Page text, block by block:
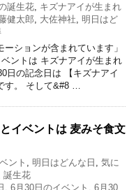
誕生花
キズナアイが生まれ
健太郎 大佐神社 明日はど
ションが含まれています」
ントは キズナアイが生まれ
日の記念日は 【キズナアイ
す。 そして&#8 …
イベントは 麦みそ食文
ント 明日はどんな日
気に
誕生花
6月30日のイベント
6月30